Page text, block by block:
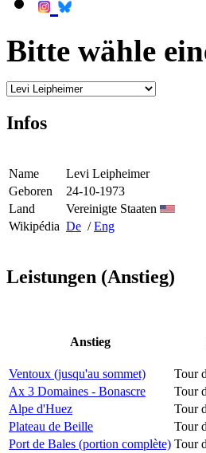
Bitte wähle
Infos
Name
Levi Leipheimer
Geboren
24-10-1973
Land
Vereinigte Staaten
Wikipédia De /Eng
Leistungen (Anstieg)
Anstieg
Ventoux (jusqu'au sommet) Tour
Ax 3 Domaines - Bonascre
Tour
Alpe d'Huez
Tour
Plateau de Beille
Tour
Port de Bales (portion complète) Tour